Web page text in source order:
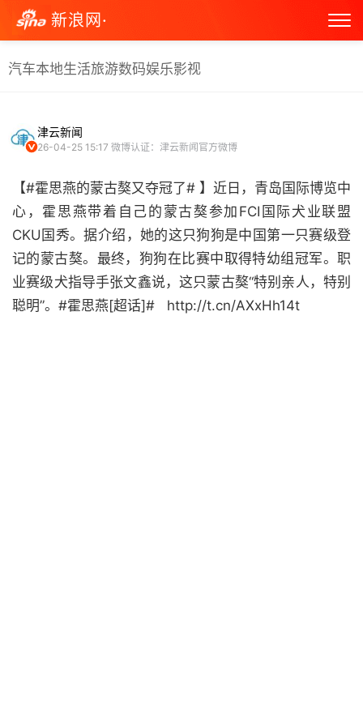
新浪网·
汽车本地生活旅游数码娱乐影视
津云新闻
26-04-25 15:17 微博认证：津云新闻官方微博
【#霍思燕的蒙古獒又夺冠了# 】近日，青岛国际博览中
心，霍思燕带着自己的蒙古獒参加FCI国际犬业联盟
CKU国秀。据介绍，她的这只狗狗是中国第一只赛级登
记的蒙古獒。最终，狗狗在比赛中取得特幼组冠军。职
业赛级犬指导手张文鑫说，这只蒙古獒“特别亲人，特别
聪明”。#霍思燕[超话]# ​​​​ ​​​​ http://t.cn/AXxHh14t